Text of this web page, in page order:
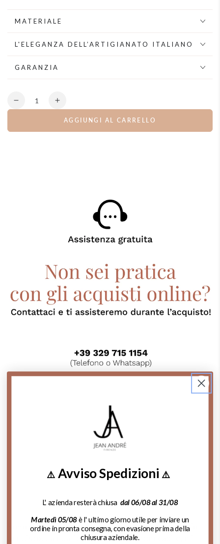
MATERIALE
L'ELEGANZA DELL’ARTIGIANATO ITALIANO
GARANZIA
Quantità
DiminuisceAumenta
quantità
AGGIUNGI AL CARRELLO
Contattaci su Whatsapp
Chiama Ora!
Sono rimasta estremamente soddisfatta del mio
acquisto. La qualità dei gioielli è impeccabile, e il
⚠️ Avviso Spedizioni ⚠️
L' azienda resterà chiusa dal 06/08 al 31/08
Martedì 05/08è l' ultimo giorno utile per inviare un
ordine in pronta consegna, con evasione prima della
chiusura aziendale.